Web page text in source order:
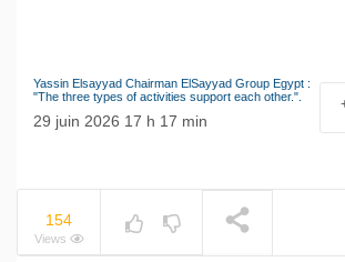
NOW PLAYING
Affaires GB
always look
and
Yassin Elsayyad Chairman ElSayyad Group Egypt :
"The three types of activities support each other.".
29 juin 2026 17 h 17 min
154
Views